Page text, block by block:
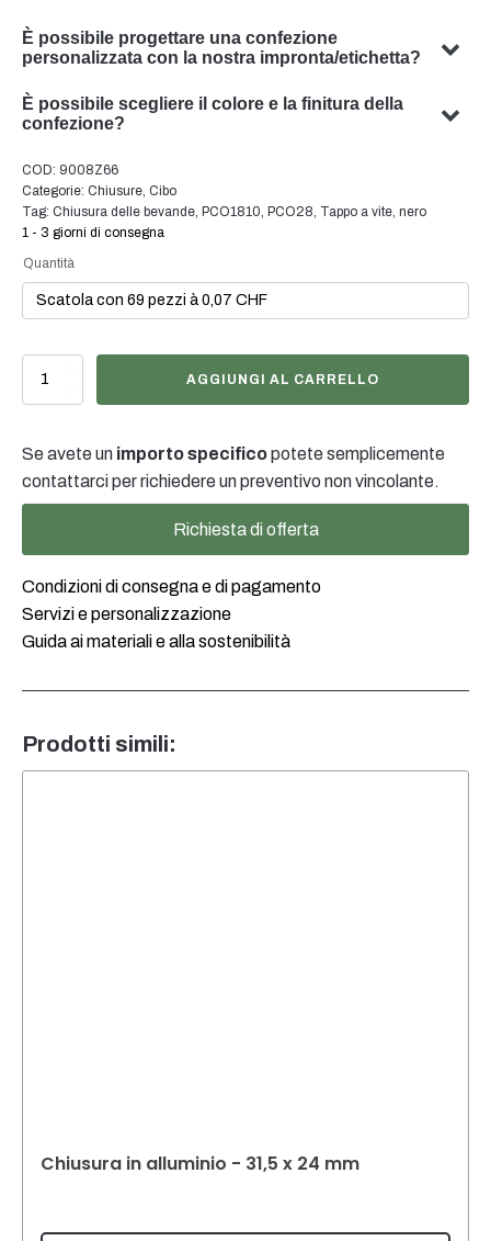
È possibile progettare una confezione
personalizzata con la nostra impronta/etichetta?
vostro soggetto. Il nostro team è specializzato nello
soddisfare le vostre esigenze specifiche.
È possibile scegliere il colore e la finitura della
confezione?
dell'imballaggio. Il nostro team sarà lieto di consigliarvi il
colore e la finitura ottimali per l'imballaggio del vostro
prodotto.
COD: 9008Z66
Categorie: Chiusure, Cibo
Tag: Chiusura delle bevande, PCO1810, PCO28, Tappo a vite, nero
1 - 3 giorni di consegna
Quantità
Schraubverschluss
AGGIUNGI AL CARRELLO
Se avete un importo specificopotete semplicemente
contattarci per richiedere un preventivo non vincolante.
Richiesta di offerta
Condizioni di consegna e di pagamento
Servizi e personalizzazione
Guida ai materiali e alla sostenibilità
Prodotti simili:
Chiusura in alluminio - 31,5 x 24 mm